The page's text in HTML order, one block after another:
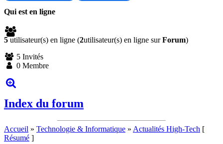
Qui est en ligne
5 utilisateur(s) en ligne (2utilisateur(s) en ligne surForum)
5 Invités
0 Membre
Index du forum
Accueil » Technologie & Informatique » Actualités High-Tech [
Résumé ]